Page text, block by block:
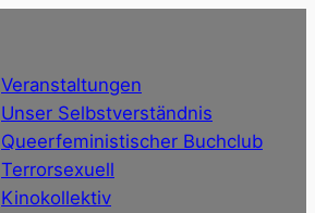
Veranstaltungen
Unser Selbstverständnis
Queerfeministischer Buchclub
Terrorsexuell
Kinokollektiv